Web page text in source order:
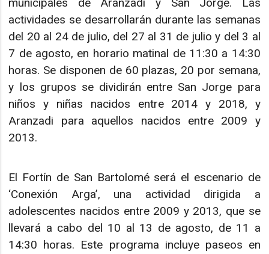
actividades se desarrollarán durante las semanas
del 20 al 24 de julio, del 27 al 31 de julio y del 3 al
7 de agosto, en horario matinal de 11:30 a 14:30
horas. Se disponen de 60 plazas, 20 por semana,
y los grupos se dividirán entre San Jorge para
niños y niñas nacidos entre 2014 y 2018, y
Aranzadi para aquellos nacidos entre 2009 y
2013.
El Fortín de San Bartolomé será el escenario de
‘Conexión Arga’, una actividad dirigida a
adolescentes nacidos entre 2009 y 2013, que se
llevará a cabo del 10 al 13 de agosto, de 11 a
14:30 horas. Este programa incluye paseos en